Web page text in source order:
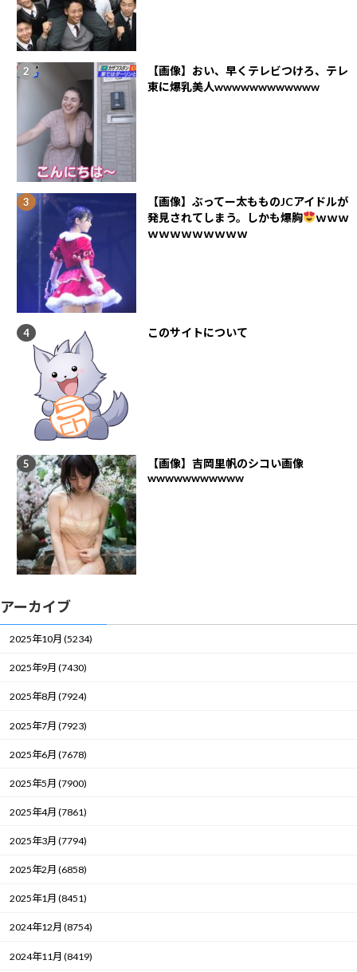
【画像】おい、早くテレビつけろ、テレ
東に爆乳美人wwwwwwwwwwww
【画像】ぶってー太もものJCアイドルが
発見されてしまう。しかも爆胸
ｗｗｗ
ｗｗｗｗｗｗｗｗｗ
このサイトについて
【画像】吉岡里帆のシコい画像
wwwwwwwwwww
アーカイブ
2025年10月 (5234)
2025年9月 (7430)
2025年8月 (7924)
2025年7月 (7923)
2025年6月 (7678)
2025年5月 (7900)
2025年4月 (7861)
2025年3月 (7794)
2025年2月 (6858)
2025年1月 (8451)
2024年12月 (8754)
2024年11月 (8419)